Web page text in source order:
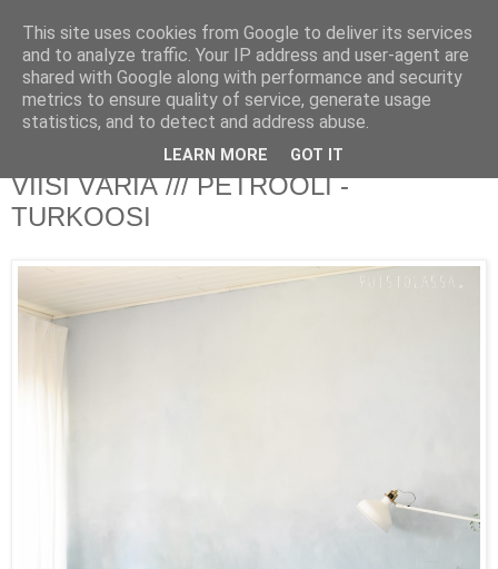
PUISTOLASSA
BLOG BY PETRA L.
maanantai 10. marraskuuta 2014
VIISI VÄRIÄ /// PETROOLI -
TURKOOSI
This site uses cookies from Google to deliver its services
and to analyze traffic. Your IP address and user-agent are
shared with Google along with performance and security
metrics to ensure quality of service, generate usage
statistics, and to detect and address abuse.
LEARN MORE GOT IT